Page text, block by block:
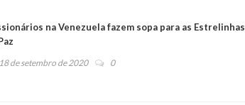
na Venezuela fazem sopa para as Estrelinhas
18 de setembro de 2020 0